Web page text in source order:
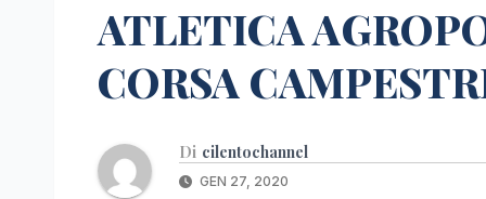
ATLETICA
CORSA
Di cilentochannel
GEN 27, 2020